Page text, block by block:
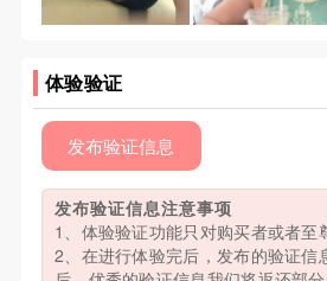
体验验证
发布验证信息
发布验证信息注意事项
1、体验验证功能只对购买者或者至
2、在进行体验完后，发布的验证信